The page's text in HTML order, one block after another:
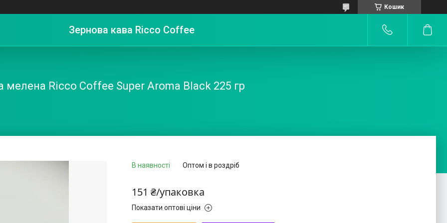
Кошик
Зернова кава Ricco Coffee
мелена Ricco Coffee Super Aroma Black 225 гр
В наявності Оптом і в роздріб
151 ₴/упаковка
Показати оптові ціни